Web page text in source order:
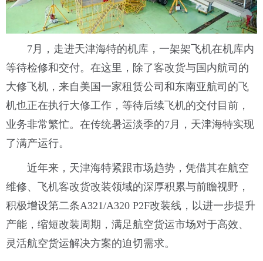
7月，走进天津海特的机库，一架架飞机在机库内
等待检修和交付。在这里，除了客改货与国内航司的
大修飞机，来自美国一家租赁公司和东南亚航司的飞
机也正在执行大修工作，等待后续飞机的交付目前，
业务非常繁忙。在传统暑运淡季的7月，天津海特实现
了满产运行。
近年来，天津海特紧跟市场趋势，凭借其在航空
维修、飞机客改货改装领域的深厚积累与前瞻视野，
积极增设第二条A321/A320 P2F改装线，以进一步提升
产能，缩短改装周期，满足航空货运市场对于高效、
灵活航空货运解决方案的迫切需求。